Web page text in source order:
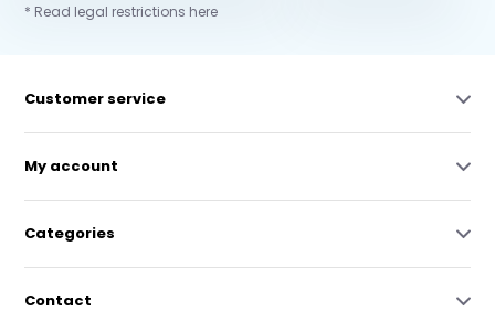
* Read legal restrictions here
Customer service
My account
Categories
Contact